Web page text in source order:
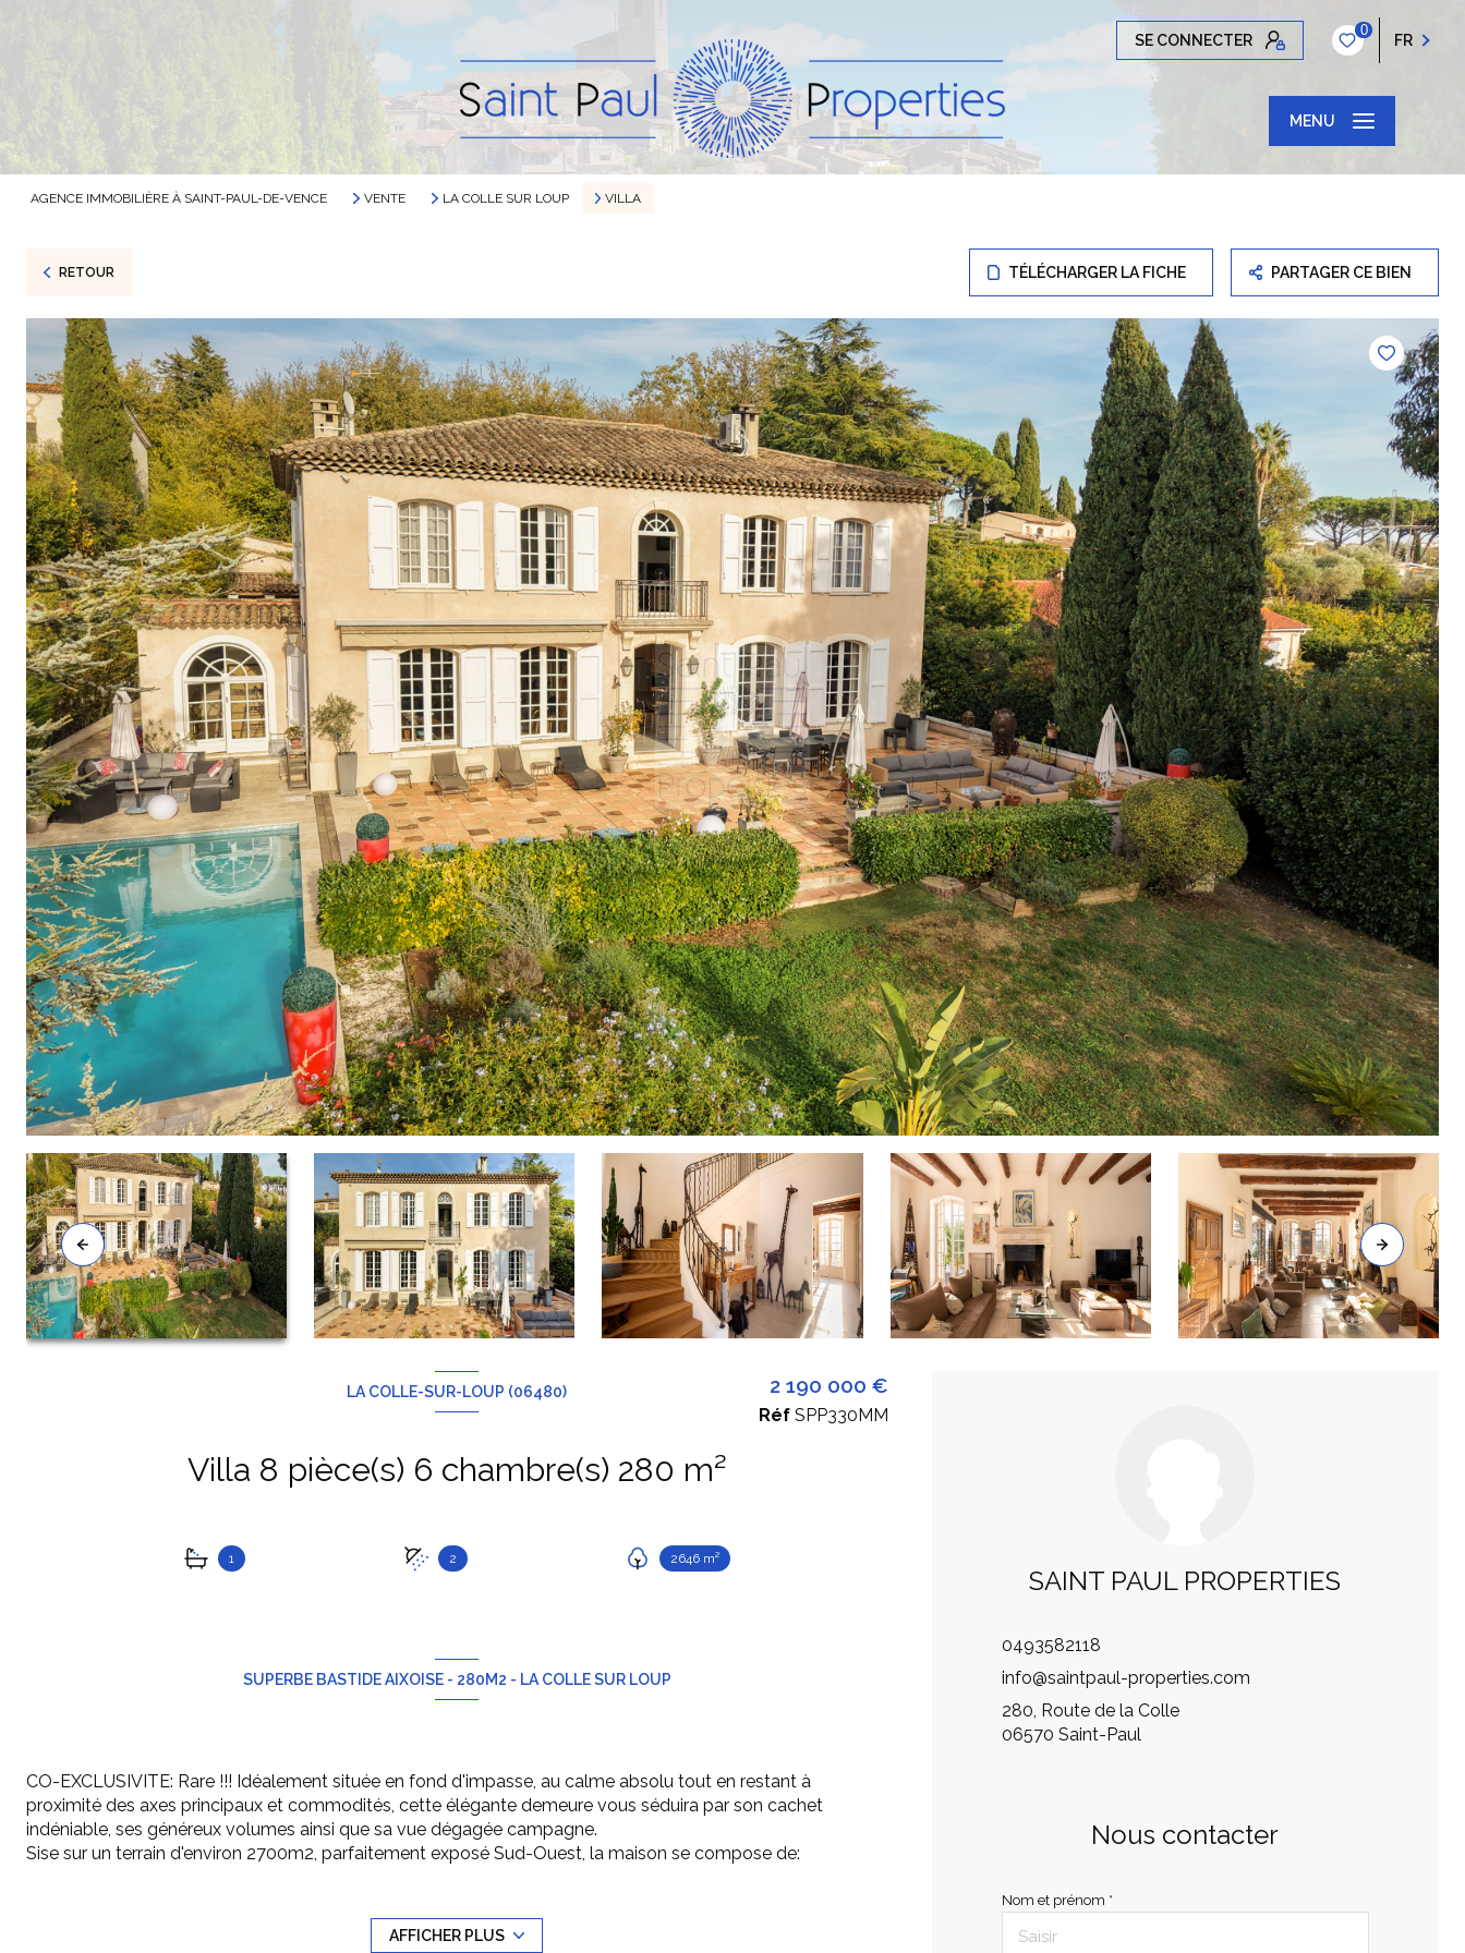
SE CONNECTER
0
FR
MENU
AGENCE IMMOBILIÈRE À SAINT-PAUL-DE-VENCE VENTE LA COLLE SUR LOUP VILLA
RETOUR TÉLÉCHARGER LA FICHE PARTAGER CE BIEN
LA COLLE-SUR-LOUP (06480)
Villa 8 pièce(s) 6 chambre(s) 280 m²
1 2 2646 m²
2 190 000 €
Réf SPP330MM
SUPERBE BASTIDE AIXOISE - 280M2 - LA COLLE SUR LOUP
CO-EXCLUSIVITE: Rare !!! Idéalement située en fond d'impasse, au calme absolu tout en restant à
proximité des axes principaux et commodités, cette élégante demeure vous séduira par son cachet
indéniable, ses généreux volumes ainsi que sa vue dégagée campagne.
Sise sur un terrain d'environ 2700m2, parfaitement exposé Sud-Ouest, la maison se compose de:
de grandes ouvertures donnant sur une généreuse terrasse; au même étage on retrouve la chambre de
AFFICHER PLUS
SAINT PAUL PROPERTIES
0493582118
info@saintpaul-properties.com
280, Route de la Colle
06570 Saint-Paul
Nous contacter
Nom et prénom *